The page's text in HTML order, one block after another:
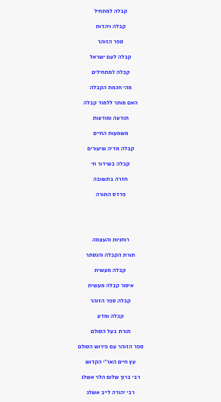
קבלה למתחיל
קבלה ויהדות
ספר הזוהר
קבלה לעם ישראל
קבלה למתחילים
מהי חכמת הקבלה
האם מותר ללמוד קבלה
תודעה ומודעות
משמעות החיים
קבלה מדיה שיעורים
קבלה בשידור חי
חזרה בתשובה
פרדס התורה
רוחניות והעצמה
תורת הקבלה והנסתר
קבלה מעשית
איסור קבלה מעשית
קבלה ספר הזוהר
קבלה ומדע
תורת בעל הסולם
ספר הזוהר עם פירוש הסולם
עץ חיים האר”י הקדוש
רבי ברוך שלום הלוי אשלג
רבי יהודה לייב אשלג